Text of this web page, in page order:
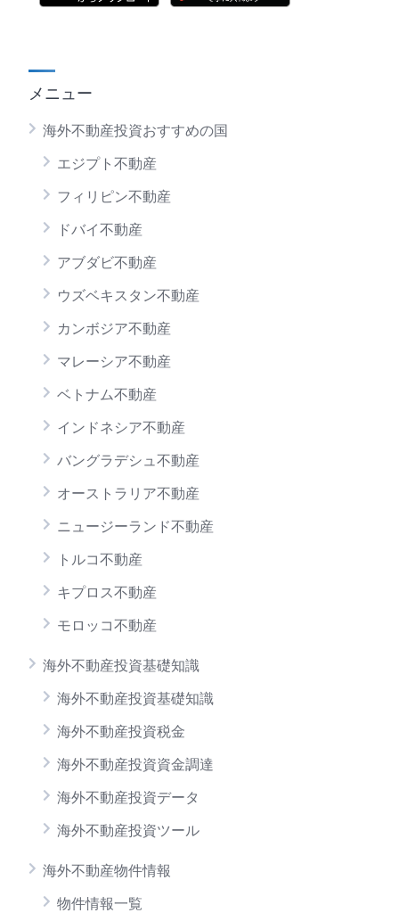
メニュー
海外不動産投資おすすめの国
エジプト不動産
フィリピン不動産
ドバイ不動産
アブダビ不動産
ウズベキスタン不動産
カンボジア不動産
マレーシア不動産
ベトナム不動産
インドネシア不動産
バングラデシュ不動産
オーストラリア不動産
ニュージーランド不動産
トルコ不動産
キプロス不動産
モロッコ不動産
海外不動産投資基礎知識
海外不動産投資基礎知識
海外不動産投資税金
海外不動産投資資金調達
海外不動産投資データ
海外不動産投資ツール
海外不動産物件情報
物件情報一覧